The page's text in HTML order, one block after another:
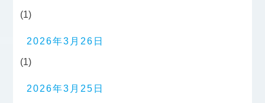
(1)
2026年3月26日
(1)
2026年3月25日